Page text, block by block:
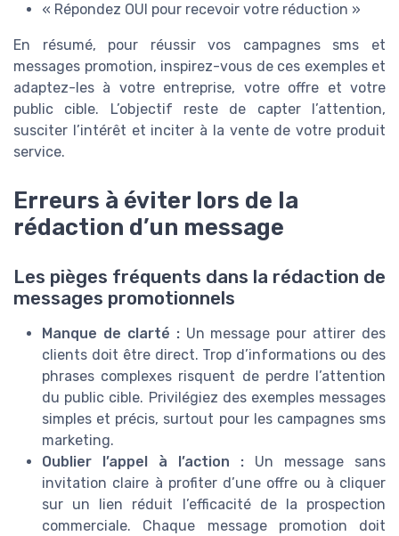
« Répondez OUI pour recevoir votre réduction »
En résumé, pour réussir vos campagnes sms et
messages promotion, inspirez-vous de ces exemples et
adaptez-les à votre entreprise, votre offre et votre
public cible. L’objectif reste de capter l’attention,
susciter l’intérêt et inciter à la vente de votre produit
service.
Erreurs à éviter lors de la
rédaction d’un message
Les pièges fréquents dans la rédaction de
messages promotionnels
Manque de clarté :Un message pour attirer des
clients doit être direct. Trop d’informations ou des
phrases complexes risquent de perdre l’attention
du public cible. Privilégiez des exemples messages
simples et précis, surtout pour les campagnes sms
marketing.
Oublier l’appel à l’action : Un message sans
invitation claire à profiter d’une offre ou à cliquer
sur un lien réduit l’efficacité de la prospection
commerciale. Chaque message promotion doit